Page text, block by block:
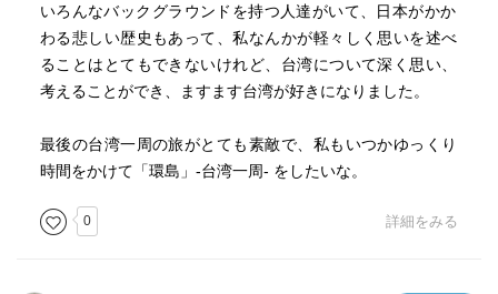
いろんなバックグラウンドを持つ人達がいて、日本がかか
わる悲しい歴史もあって、私なんかが軽々しく思いを述べ
ることはとてもできないけれど、台湾について深く思い、
考えることができ、ますます台湾が好きになりました。
最後の台湾一周の旅がとても素敵で、私もいつかゆっくり
時間をかけて「環島」-台湾一周- をしたいな。
0 詳細をみる